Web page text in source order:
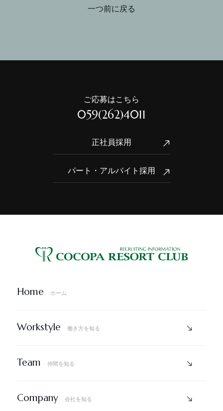
一つ前に戻る
ご応募はこちら
059(262)4011
正社員採用
パート・アルバイト採用
Home ホーム
Workstyle 働き方を知る
Team 仲間を知る
Company 会社を知る